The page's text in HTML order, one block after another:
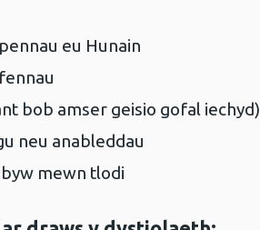
eu Hunain
bob amser geisio gofal iechyd)
neu anableddau
byw mewn tlodi